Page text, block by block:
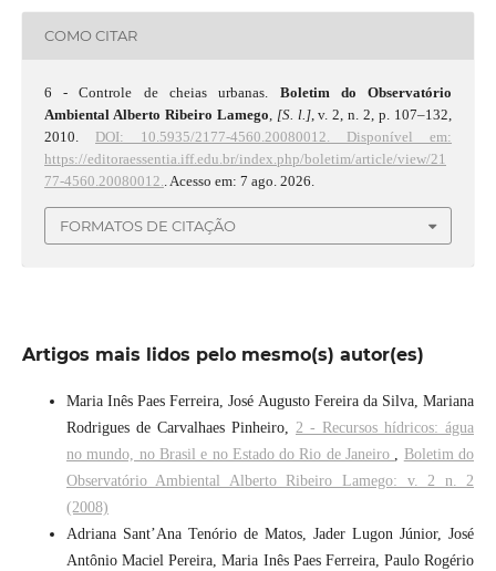
COMO CITAR
6 - Controle de cheias urbanas. Boletim do Observatório
Ambiental Alberto Ribeiro Lamego [S. l.], v. 2, n. 2, p. 107–132,
2010. DOI: 10.5935/2177-4560.20080012.
Disponível em:
https://editoraessentia.iff.edu.br/index.php/boletim/article/view/21
77-4560.20080012.
. Acesso em: 7 ago. 2026.
FORMATOS DE CITAÇÃO
Artigos mais lidos pelo mesmo(s) autor(es)
Maria Inês Paes Ferreira, José Augusto Fereira da Silva, Mariana
Rodrigues de Carvalhaes Pinheiro, 2 - Recursos hídricos: água
no mundo, no Brasil e no Estado do Rio de Janeiro , Boletim do
Observatório Ambiental Alberto Ribeiro Lamego: v. 2 n. 2
(2008)
Adriana Sant’Ana Tenório de Matos, Jader Lugon Júnior, José
Antônio Maciel Pereira, Maria Inês Paes Ferreira, Paulo Rogério